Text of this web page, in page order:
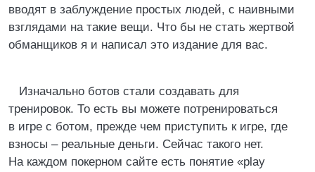
вводят в заблуждение простых людей, с наивными
взглядами на такие вещи. Что бы не стать жертвой
обманщиков я и написал это издание для вас.
Изначально ботов стали создавать для
тренировок. То есть вы можете потренироваться
в игре с ботом, прежде чем приступить к игре, где
взносы – реальные деньги. Сейчас такого нет.
На каждом покерном сайте есть понятие «play